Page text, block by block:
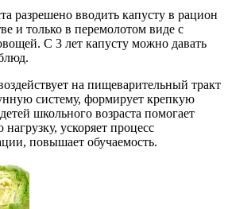
разрешено вводить капусту в рацион
и только в перемолотом виде с
С 3 лет капусту можно давать
на пищеварительный тракт
систему, формирует крепкую
школьного возраста помогает
ускоряет процесс
повышает обучаемость.